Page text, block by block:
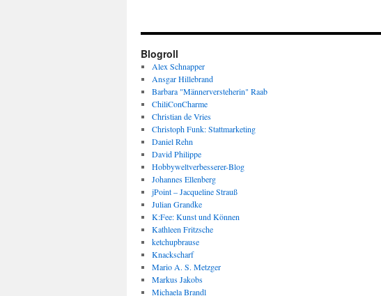
Blogroll
Alex Schnapper
Ansgar Hillebrand
Barbara "Männerversteherin" Raab
ChiliConCharme
Christian de Vries
Christoph Funk: Stattmarketing
Daniel Rehn
David Philippe
Hobbyweltverbesserer-Blog
Johannes Ellenberg
jPoint – Jacqueline Strauß
Julian Grandke
K:Fee: Kunst und Können
Kathleen Fritzsche
ketchupbrause
Knackscharf
Mario A. S. Metzger
Markus Jakobs
Michaela Brandl